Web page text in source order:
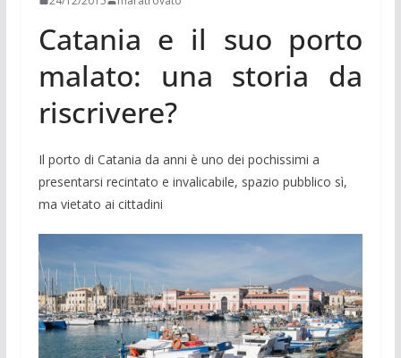
Catania e il suo porto
malato: una storia da
riscrivere?
Il porto di Catania da anni è uno dei pochissimi a
presentarsi recintato e invalicabile, spazio pubblico sì,
ma vietato ai cittadini